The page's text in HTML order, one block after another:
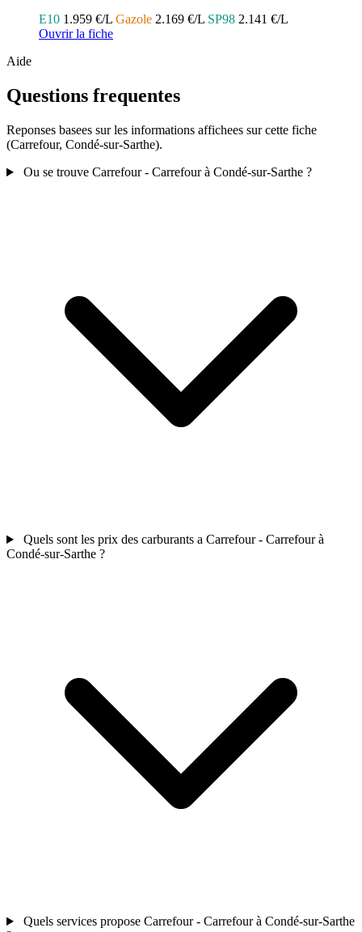
E10 1.959 €/L Gazole 2.169 €/L SP98 2.141 €/L
Ouvrir la fiche
Aide
Questions frequentes
Reponses basees sur les informations affichees sur cette fiche
(Carrefour, Condé-sur-Sarthe).
Ou se trouve Carrefour - Carrefour à Condé-sur-Sarthe ?
Quels sont les prix des carburants a Carrefour - Carrefour à
Condé-sur-Sarthe ?
Quels services propose Carrefour - Carrefour à Condé-sur-Sarthe